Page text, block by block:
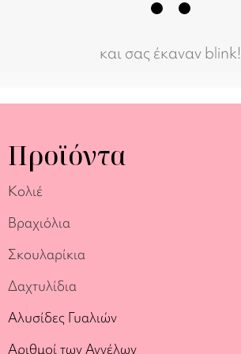
και σας έκαναν blink!
Προϊόντα
Κολιέ
Βραχιόλια
Σκουλαρίκια
Δαχτυλίδια
Αλυσίδες Γυαλιών
Αριθμοί των Αγγέλων